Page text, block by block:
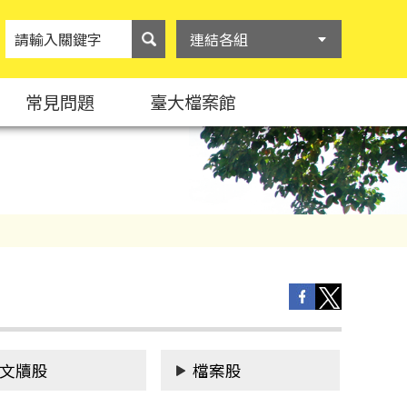
連結各組
常見問題 臺大檔案館
牘股 檔案股